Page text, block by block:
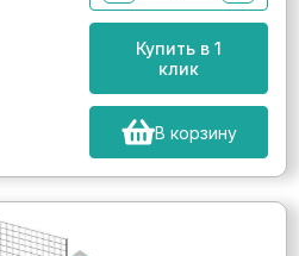
Купить в 1
клик
В корзину